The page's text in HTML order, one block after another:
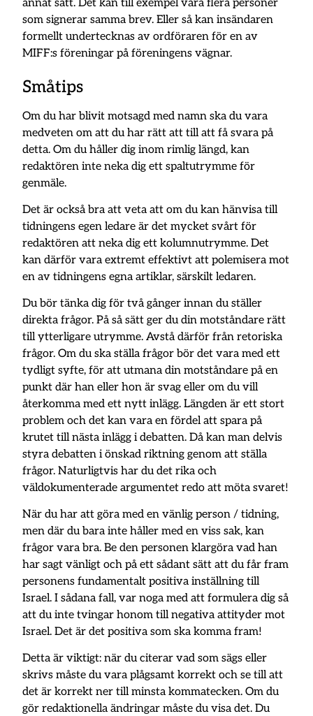
annat sätt. Det kan till exempel vara flera personer
som signerar samma brev. Eller så kan insändaren
formellt undertecknas av ordföraren för en av
MIFF:s föreningar på föreningens vägnar.
Småtips
Om du har blivit motsagd med namn ska du vara
medveten om att du har rätt att till att få svara på
detta. Om du håller dig inom rimlig längd, kan
redaktören inte neka dig ett spaltutrymme för
genmäle.
Det är också bra att veta att om du kan hänvisa till
tidningens egen ledare är det mycket svårt för
redaktören att neka dig ett kolumnutrymme. Det
kan därför vara extremt effektivt att polemisera mot
en av tidningens egna artiklar, särskilt ledaren.
Du bör tänka dig för två gånger innan du ställer
direkta frågor. På så sätt ger du din motståndare rätt
till ytterligare utrymme. Avstå därför från retoriska
frågor. Om du ska ställa frågor bör det vara med ett
tydligt syfte, för att utmana din motståndare på en
punkt där han eller hon är svag eller om du vill
återkomma med ett nytt inlägg. Längden är ett stort
problem och det kan vara en fördel att spara på
krutet till nästa inlägg i debatten. Då kan man delvis
styra debatten i önskad riktning genom att ställa
frågor. Naturligtvis har du det rika och
väldokumenterade argumentet redo att möta svaret!
När du har att göra med en vänlig person / tidning,
men där du bara inte håller med en viss sak, kan
frågor vara bra. Be den personen klargöra vad han
har sagt vänligt och på ett sådant sätt att du får fram
personens fundamentalt positiva inställning till
Israel. I sådana fall, var noga med att formulera dig så
att du inte tvingar honom till negativa attityder mot
Israel. Det är det positiva som ska komma fram!
Detta är viktigt: när du citerar vad som sägs eller
skrivs måste du vara plågsamt korrekt och se till att
det är korrekt ner till minsta kommatecken. Om du
gör redaktionella ändringar måste du visa det. Du